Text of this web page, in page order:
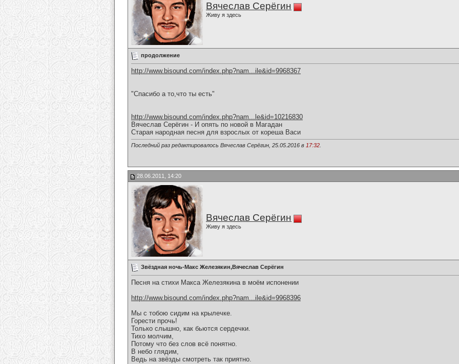
Вячеслав Серёгин
Живу я здесь
продолжение
http://www.bisound.com/index.php?nam...ile&id=9968367
"Спасибо а то,что ты есть"
http://www.bisound.com/index.php?nam...le&id=10216830
Вячеслав Серёгин - И опять по новой в Магадан
Старая народная песня для взрослых от кореша Васи
Последний раз редактировалось Вячеслав Серёгин, 25.05.2016 в 17:32
28.06.2011, 14:20
Вячеслав Серёгин
Живу я здесь
Звёздная ночь-Макс Железякин,Вячеслав Серёгин
Песня на стихи Макса Железякина в моём испонении
http://www.bisound.com/index.php?nam...ile&id=9968396
Мы с тобою сидим на крылечке.
Горести прочь!
Только слышно, как бьются сердечки.
Тихо молчим,
Потому что без слов всё понятно.
В небо глядим,
Ведь на звёзды смотреть так приятно.